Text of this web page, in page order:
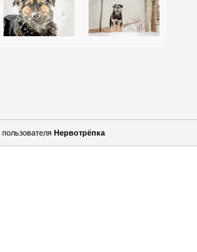
пользователя Нервотрёпка